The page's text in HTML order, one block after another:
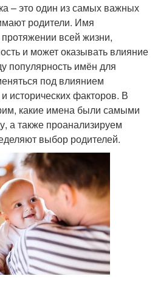
– это один из самых важных
родители. Имя
всей жизни,
и может оказывать влияние
популярность имён для
под влиянием
исторических факторов. В
какие имена были самыми
а также проанализируем
выбор родителей.